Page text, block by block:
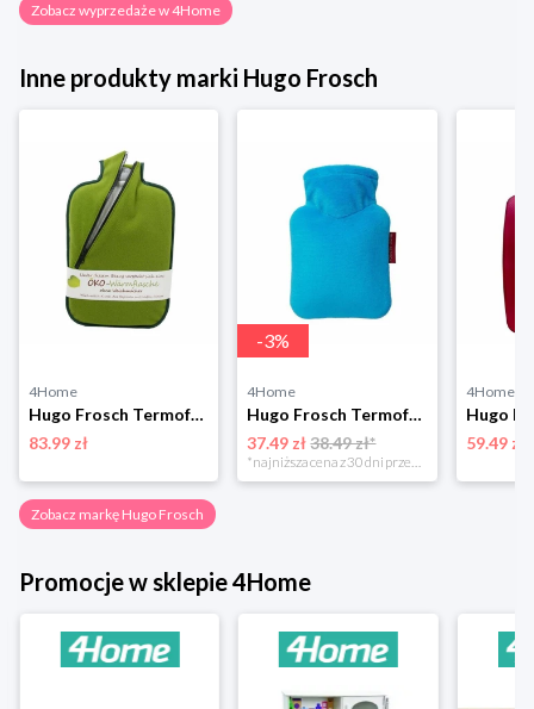
Zobacz wyprzedaże w 4Home
Inne produkty marki Hugo Frosch
4Home
Hugo Frosch Termofor Eco Classic Comfort z pokrowcem softshell
83.99 zł
-3%
4Home
Hugo Frosch Termofor dziecięcy Uni, niebieski
37.49 zł 38.49 zł*
4Home
59.49 zł
Zobacz markę Hugo Frosch
Promocje w sklepie 4Home